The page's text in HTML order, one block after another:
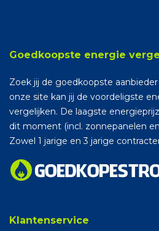
Goedkoopste energie
Zoek jij de goedkoopste
onze site kan jij de voordeligste
vergelijken. De laagste
dit moment (incl. zonnepanelen
Zowel 1 jarige en 3 jarige
Klantenservice